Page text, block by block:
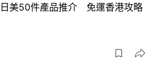
日美50件產品推介 免運香港攻略